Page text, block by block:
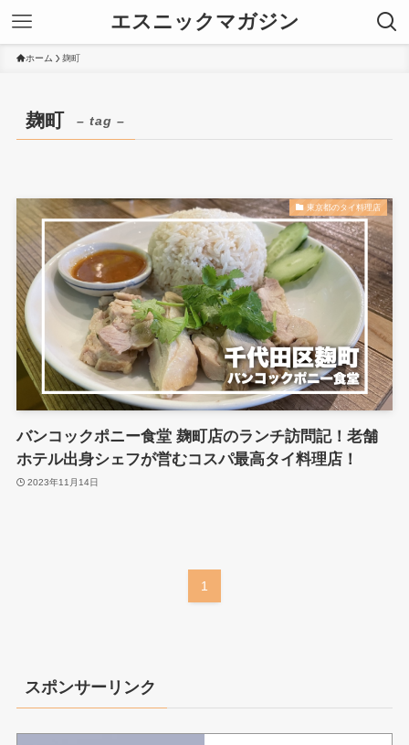
エスニックマガジン
ホーム 麹町
麹町 – tag –
東京都のタイ料理店
バンコックポニー食堂 麹町店のランチ訪問記！老舗
ホテル出身シェフが営むコスパ最高タイ料理店！
2023年11月14日
1
スポンサーリンク